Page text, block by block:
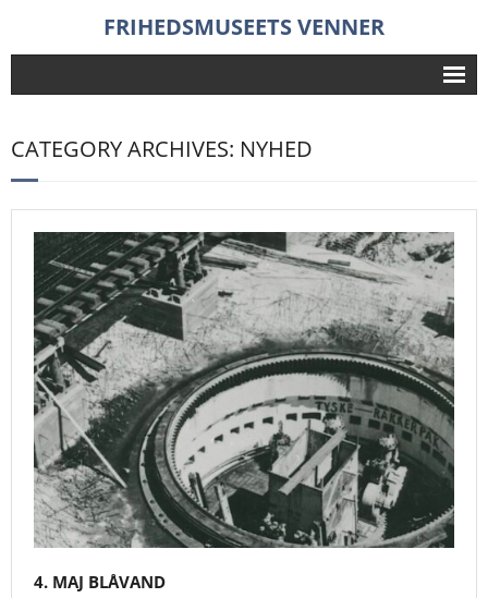
FRIHEDSMUSEETS VENNER
Foredrag
Nyheder
Historie
Forening
- Bestyrelse
- Indmeldelse
Søg
CATEGORY ARCHIVES: NYHED
4. MAJ BLÅVAND